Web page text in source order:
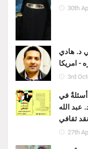
30th
د. هادي
- امريكا
3rd
أسئلةٌ في
عبد الله
ثقافي
27th